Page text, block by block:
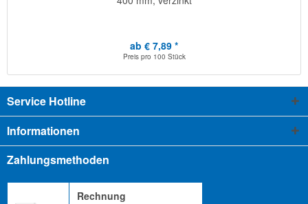
ab € 7,89 *
Preis pro 100 Stück
Service Hotline
Informationen
Zahlungsmethoden
Rechnung